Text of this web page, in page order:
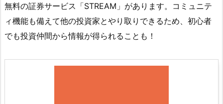
無料の証券サービス「STREAM」があります。コミュニテ
ィ機能も備えて他の投資家とやり取りできるため、初心者
でも投資仲間から情報が得られることも！